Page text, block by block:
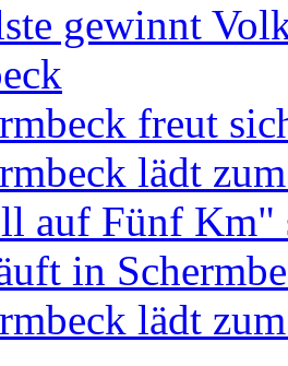
gewinnt
freut
lädt
auf Fünf Km"
in
lädt